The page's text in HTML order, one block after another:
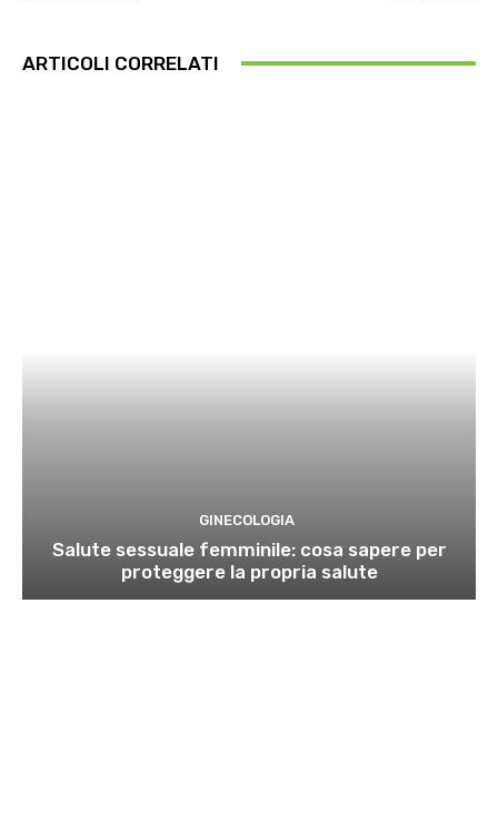
ARTICOLI CORRELATI
GINECOLOGIA
Salute sessuale femminile: cosa sapere per
proteggere la propria salute